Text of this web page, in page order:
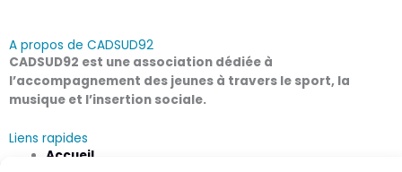
A propos de CADSUD92
CADSUD92 est une association dédiée à
l’accompagnement des jeunes à travers le sport, la
musique et l’insertion sociale.
Liens rapides
Accueil